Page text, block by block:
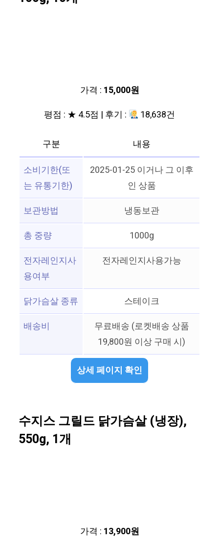
가격 : 15,000원
평점 : ★ 4.5점 | 후기 :
18,638건
구분
내용
소비기한(또
는 유통기한)
2025-01-25 이거나 그 이후
인 상품
보관방법
냉동보관
총 중량
1000g
전자레인지사
용여부
전자레인지사용가능
닭가슴살 종류
스테이크
배송비
무료배송 (로켓배송 상품
19,800원 이상 구매 시)
상세 페이지 확인
수지스 그릴드 닭가슴살 (냉장),
550g, 1개
가격 : 13,900원